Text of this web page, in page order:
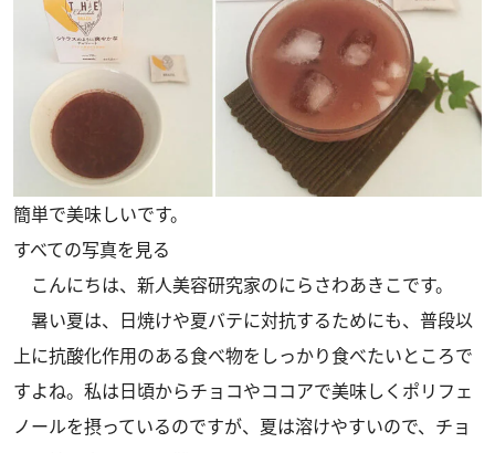
簡単で美味しいです。
すべての写真を見る
こんにちは、新人美容研究家のにらさわあきこです。
暑い夏は、日焼けや夏バテに対抗するためにも、普段以
上に抗酸化作用のある食べ物をしっかり食べたいところで
すよね。私は日頃からチョコやココアで美味しくポリフェ
ノールを摂っているのですが、夏は溶けやすいので、チョ